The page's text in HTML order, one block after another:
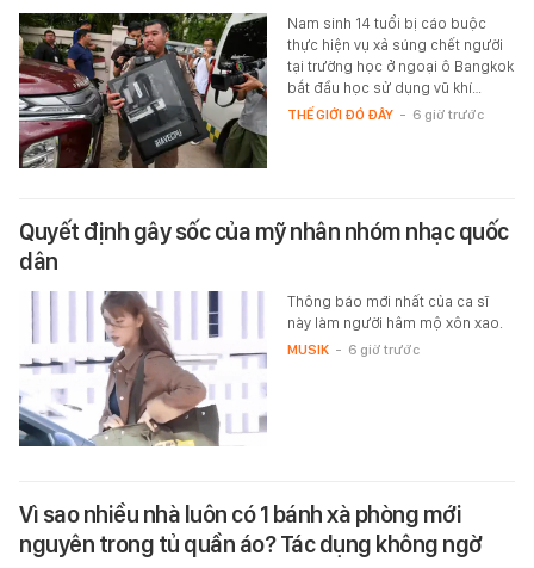
Nam sinh 14 tuổi bị cáo buộc
thực hiện vụ xả súng chết người
tại trường học ở ngoại ô Bangkok
bắt đầu học sử dụng vũ khí…
THẾ GIỚI ĐÓ ĐÂY - 6 giờ trước
Quyết định gây sốc của mỹ nhân nhóm nhạc quốc
dân
Thông báo mới nhất của ca sĩ
này làm người hâm mộ xôn xao.
MUSIK - 6 giờ trước
Vì sao nhiều nhà luôn có 1 bánh xà phòng mới
nguyên trong tủ quần áo? Tác dụng không ngờ